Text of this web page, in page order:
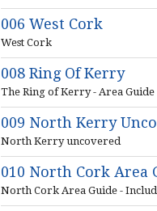
006 West Cork
West Cork
008 Ring Of Kerry
The Ring of Kerry - Area Guide
009 North Kerry
North Kerry uncovered
010 North Cork Area
North Cork Area Guide -